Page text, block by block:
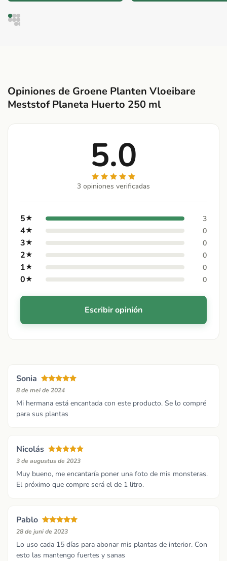
Opiniones de Groene Planten Vloeibare
Meststof Planeta Huerto 250 ml
5.0
3 opiniones verificadas
5★ 3
4★ 0
3★ 0
2★ 0
1★ 0
0★ 0
Escribir opinión
Sonia
8 de mei de 2024
Mi hermana está encantada con este producto. Se lo compré
para sus plantas
Nicolás
3 de augustus de 2023
Muy bueno, me encantaría poner una foto de mis monsteras.
El próximo que compre será el de 1 litro.
Pablo
28 de juni de 2023
Lo uso cada 15 días para abonar mis plantas de interior. Con
esto las mantengo fuertes y sanas